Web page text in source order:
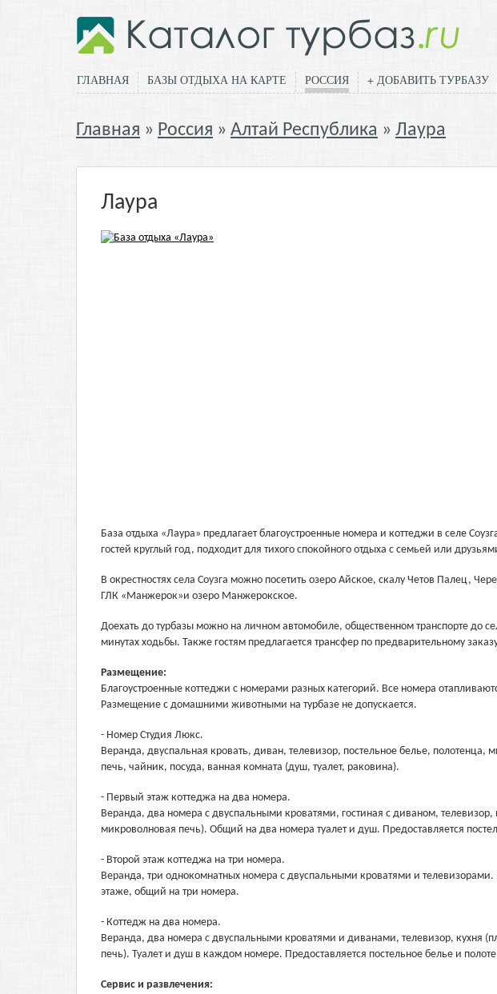
ГЛАВНАЯ БАЗЫ ОТДЫХА НА КАРТЕ РОССИЯ + ДОБАВИТЬ ТУРБАЗУ
Главная Россия Алтай Республика Лаура
Лаура
База отдыха «Лаура» предлагает благоустроенные номера и коттеджи в селе
гостей круглый год, подходит для тихого спокойного отдыха с семьей или
В окрестностях села Соузга можно посетить озеро Айское, скалу Четов Палец,
ГЛК «Манжерок»и озеро Манжерокское.
Доехать до турбазы можно на личном автомобиле, общественном транспорте до
минутах ходьбы. Также гостям предлагается трансфер по предварительному
Размещение:
Благоустроенные коттеджи с номерами разных категорий. Все номера
Размещение с домашними животными на турбазе не допускается.
- Номер Студия Люкс.
Веранда, двуспальная кровать, диван, телевизор, постельное белье,
печь, чайник, посуда, ванная комната (душ, туалет, раковина).
- Первый этаж коттеджа на два номера.
Веранда, два номера с двуспальными кроватями, гостиная с диваном,
микроволновая печь). Общий на два номера туалет и душ. Предоставляется
- Второй этаж коттеджа на три номера.
Веранда, три однокомнатных номера с двуспальными кроватями и телевизорами.
этаже, общий на три номера.
- Коттедж на два номера.
Веранда, два номера с двуспальными кроватями и диванами, телевизор, кухня
печь). Туалет и душ в каждом номере. Предоставляется постельное белье и
Сервис и развлечения: